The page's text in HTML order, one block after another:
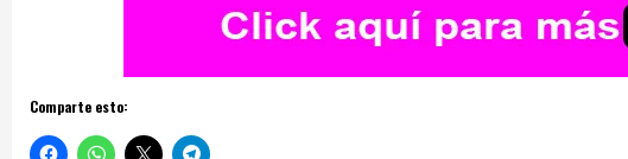
Comparte esto: